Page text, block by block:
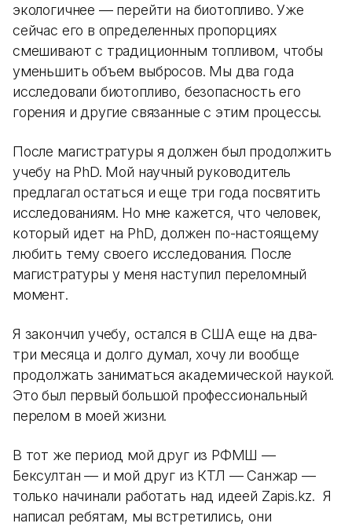
экологичнее — перейти на биотопливо. Уже
сейчас его в определенных пропорциях
смешивают с традиционным топливом, чтобы
уменьшить объем выбросов. Мы два года
исследовали биотопливо, безопасность его
горения и другие связанные с этим процессы.
После магистратуры я должен был продолжить
учебу на PhD. Мой научный руководитель
предлагал остаться и еще три года посвятить
исследованиям. Но мне кажется, что человек,
который идет на PhD, должен по-настоящему
любить тему своего исследования. После
магистратуры у меня наступил переломный
момент.
Я закончил учебу, остался в США еще на два-
три месяца и долго думал, хочу ли вообще
продолжать заниматься академической наукой.
Это был первый большой профессиональный
перелом в моей жизни.
В тот же период мой друг из РФМШ —
Бексултан — и мой друг из КТЛ — Санжар —
только начинали работать над идеей Zapis.kz. Я
написал ребятам, мы встретились, они